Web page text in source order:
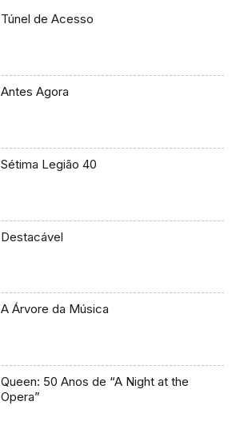
Túnel de Acesso
Antes Agora
Sétima Legião 40
Destacável
A Árvore da Música
Queen: 50 Anos de “A Night at the
Opera”